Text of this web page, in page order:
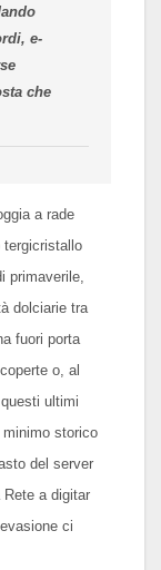
e-
che
a rade
tergicristallo
primaverile,
dolciarie tra
fuori porta
o, al
ultimi
storico
del server
a digitar
ci